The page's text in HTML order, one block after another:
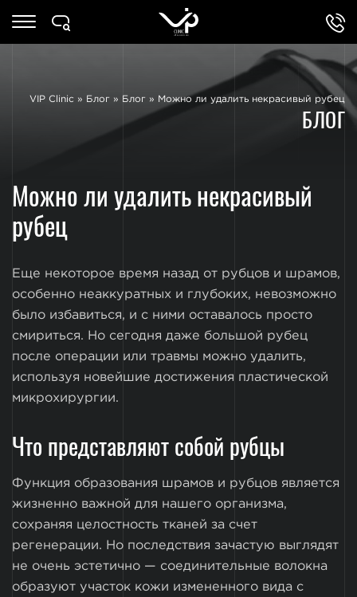
VIP Clinic » Блог » Блог » Можно ли удалить некрасивый рубец
БЛОГ
Можно ли удалить некрасивый
рубец
Еще некоторое время назад от рубцов и шрамов,
особенно неаккуратных и глубоких, невозможно
было избавиться, и с ними оставалось просто
смириться. Но сегодня даже большой рубец
после операции или травмы можно удалить,
используя новейшие достижения пластической
микрохирургии.
Что представляют собой рубцы
Функция образования шрамов и рубцов является
жизненно важной для нашего организма,
сохраняя целостность тканей за счет
регенерации. Но последствия зачастую выглядят
не очень эстетично — соединительные волокна
образуют участок кожи измененного вида с